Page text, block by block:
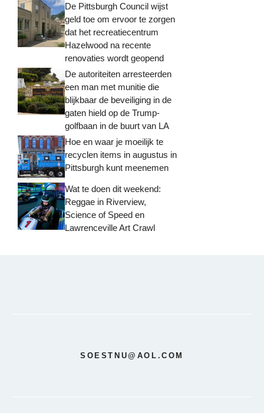
De Pittsburgh Council wijst
geld toe om ervoor te zorgen
dat het recreatiecentrum
Hazelwood na recente
renovaties wordt geopend
De autoriteiten arresteerden
een man met munitie die
blijkbaar de beveiliging in de
gaten hield op de Trump-
golfbaan in de buurt van LA
Hoe en waar je moeilijk te
recyclen items in augustus in
Pittsburgh kunt meenemen
Wat te doen dit weekend:
Reggae in Riverview,
Science of Speed ​​en
Lawrenceville Art Crawl
SOESTNU@AOL.COM